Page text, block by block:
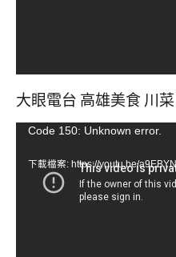
大眼電台 高雄美食 川菜
視Code 150: Unknown error.
下載檔案: https://youtu.be/